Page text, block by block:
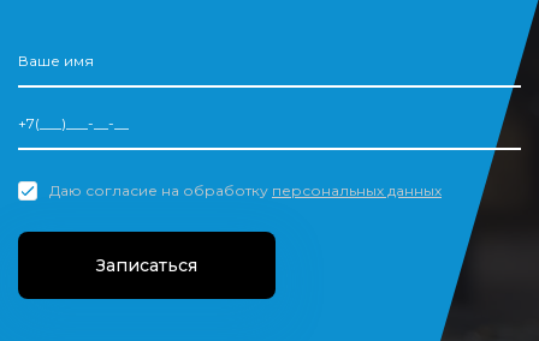
Даю согласие на обработку персональных данных
Записаться